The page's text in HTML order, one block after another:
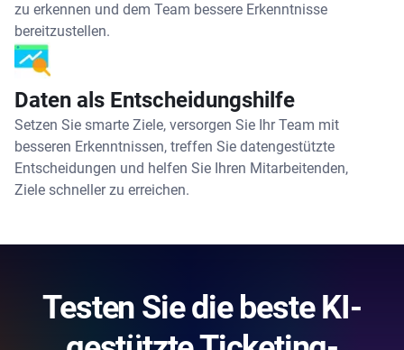
zu erkennen und dem Team bessere Erkenntnisse
bereitzustellen.
Daten als Entscheidungshilfe
Setzen Sie smarte Ziele, versorgen Sie Ihr Team mit
besseren Erkenntnissen, treffen Sie datengestützte
Entscheidungen und helfen Sie Ihren Mitarbeitenden,
Ziele schneller zu erreichen.
Testen Sie die beste KI-